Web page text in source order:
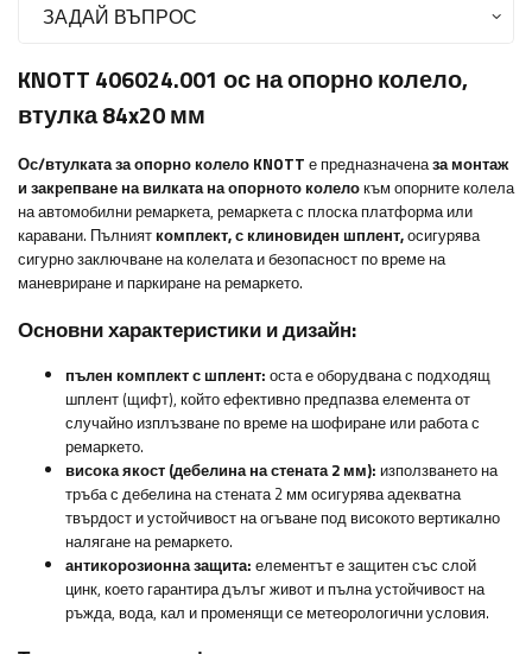
ЗАДАЙ ВЪПРОС
KNOTT 406024.001 ос на опорно колело,
втулка 84x20 мм
Ос/втулката за опорно колело KNOTT е предназначеназа монтаж
и закрепване на вилката на опорното колелокъм опорните колела
на автомобилни ремаркета, ремаркета с плоска платформа или
каравани. Пълният комплект, с клиновиден шплент,осигурява
сигурно заключване на колелата и безопасност по време на
маневриране и паркиране на ремаркето.
Основни характеристики и дизайн:
пълен комплект с шплент: оста е оборудвана с подходящ
шплент (щифт), който ефективно предпазва елемента от
случайно изплъзване по време на шофиране или работа с
ремаркето.
висока якост (дебелина на стената 2 мм): използването на
тръба с дебелина на стената 2 мм осигурява адекватна
твърдост и устойчивост на огъване под високото вертикално
налягане на ремаркето.
антикорозионна защита: елементът е защитен със слой
цинк, което гарантира дълъг живот и пълна устойчивост на
ръжда, вода, кал и променящи се метеорологични условия.